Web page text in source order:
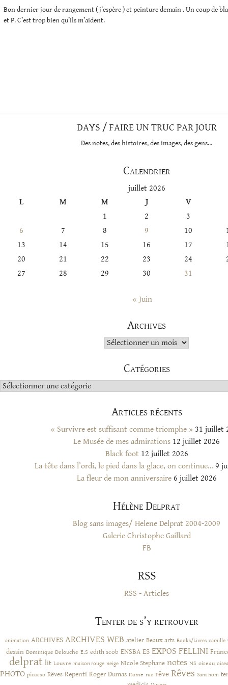
Bon dernier jour de rangement ( j’espère ) et peinture demain . Un coup de
et P. C’est trop bien qu’ils m’aident.
DAYS / FAIRE UN TRUC PAR JOUR
Des notes, des histoires, des images, des gens…
Calendrier
juillet 2026
L
M M J
V
1
2
3
6
7 8 9 10
13
14 15 16 17
20
21 22 23 24
27
28 29 30 31
« Juin
Archives
Archives
Catégories
Catégories
Articles récents
« Survivre est suffisant comme triomphe » 31 juillet
Le Musée de mes admirations 12 juillet 2026
Black foot 12 juillet 2026
La tête dans l’ordi, le pied dans la glace, on continue… 9
La fleur de mon anniversaire 6 juillet 2026
Hélène Delprat
Blog sans images/ Helene Delprat 2004-2009
Galerie Christophe Gaillard
FB
RSS
RSS - Articles
Tenter de s’y retrouver
animation ARCHIVES ARCHIVES WEB atelier Beaux arts Books/Livres camille
dessin Dominique Delouche E.S edith scob ENSBA ES EXPOS FELLINI
delprat lit Louvre maison rouge neige NIcole Stephane notes NS oiseau
PHOTO picasso Rêves Repenti Roger Dumas Rome rue rêve Rêves Sans nom